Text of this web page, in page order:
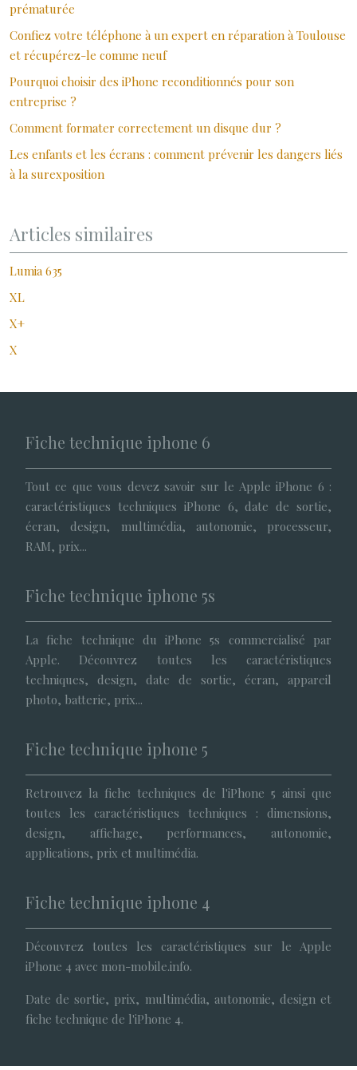
prématurée
Confiez votre téléphone à un expert en réparation à Toulouse
et récupérez-le comme neuf
Pourquoi choisir des iPhone reconditionnés pour son
entreprise ?
Comment formater correctement un disque dur ?
Les enfants et les écrans : comment prévenir les dangers liés
à la surexposition
Articles similaires
Lumia 635
XL
X+
X
Fiche technique iphone 6
Tout ce que vous devez savoir sur le Apple iPhone 6 :
caractéristiques techniques iPhone 6, date de sortie,
écran, design, multimédia, autonomie, processeur,
RAM, prix...
Fiche technique iphone 5s
La fiche technique du iPhone 5s commercialisé par
Apple. Découvrez toutes les caractéristiques
techniques, design, date de sortie, écran, appareil
photo, batterie, prix...
Fiche technique iphone 5
Retrouvez la fiche techniques de l'iPhone 5 ainsi que
toutes les caractéristiques techniques : dimensions,
design, affichage, performances, autonomie,
applications, prix et multimédia.
Fiche technique iphone 4
Découvrez toutes les caractéristiques sur le Apple
iPhone 4 avec mon-mobile.info.
Date de sortie, prix, multimédia, autonomie, design et
fiche technique de l'iPhone 4.